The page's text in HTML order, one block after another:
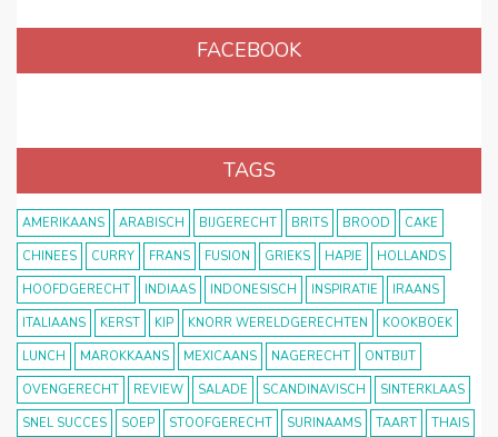
FACEBOOK
TAGS
AMERIKAANS ARABISCH BIJGERECHT BRITS BROOD
CAKE
CHINEES
CURRY FRANS FUSION GRIEKS HAPJE
HOLLANDS
HOOFDGERECHT
INDIAAS INDONESISCH INSPIRATIE
IRAANS
ITALIAANS
KERST KIP KNORR WERELDGERECHTEN
KOOKBOEK
LUNCH
MAROKKAANS MEXICAANS NAGERECHT
ONTBIJT
OVENGERECHT
REVIEW SALADE SCANDINAVISCH
SINTERKLAAS
SNEL SUCCES
SOEP STOOFGERECHT SURINAAMS TAART THAIS